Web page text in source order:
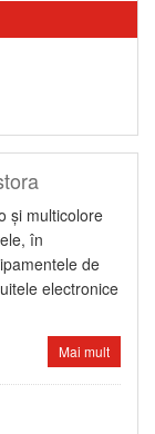
şi multicolore
în
de
electronice
Mai mult